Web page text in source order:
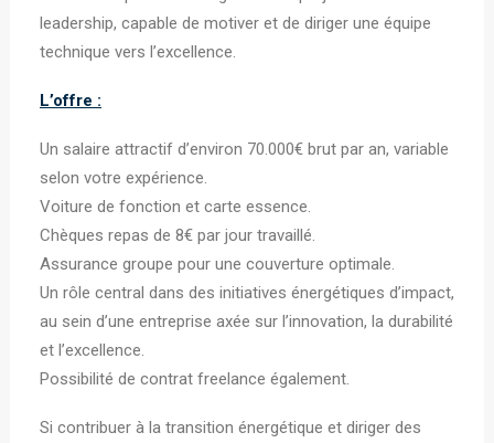
leadership, capable de motiver et de diriger une équipe
technique vers l’excellence.
L’offre :
Un salaire attractif d’environ 70.000€ brut par an, variable
selon votre expérience.
Voiture de fonction et carte essence.
Chèques repas de 8€ par jour travaillé.
Assurance groupe pour une couverture optimale.
Un rôle central dans des initiatives énergétiques d’impact,
au sein d’une entreprise axée sur l’innovation, la durabilité
et l’excellence.
Possibilité de contrat freelance également.
Si contribuer à la transition énergétique et diriger des